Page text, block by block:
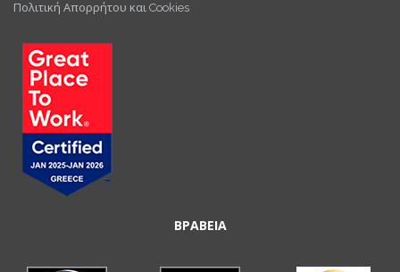
Πολιτική Απορρήτου και Cookies
ΒΡΑΒΕΙΑ